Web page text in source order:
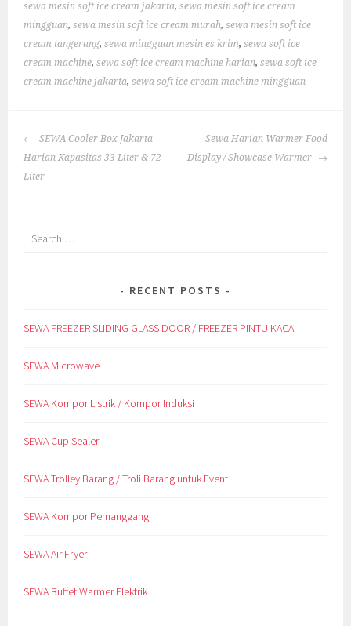
sewa mesin soft ice cream jakarta,sewa mesin soft ice cream
mingguan,sewa mesin soft ice cream murah,sewa mesin soft ice
cream tangerang,sewa mingguan mesin es krim,sewa soft ice
cream machine,sewa soft ice cream machine harian,sewa soft ice
cream machine jakarta,sewa soft ice cream machine mingguan
POST
NAVIGATION
SEWA Cooler Box Jakarta
Harian Kapasitas 33 Liter & 72
Liter
Sewa Harian Warmer Food
Display / Showcase Warmer
Search
RECENT POSTS
SEWA FREEZER SLIDING GLASS DOOR / FREEZER PINTU KACA
SEWA Microwave
SEWA Kompor Listrik / Kompor Induksi
SEWA Cup Sealer
SEWA Trolley Barang / Troli Barang untuk Event
SEWA Kompor Pemanggang
SEWA Air Fryer
SEWA Buffet Warmer Elektrik